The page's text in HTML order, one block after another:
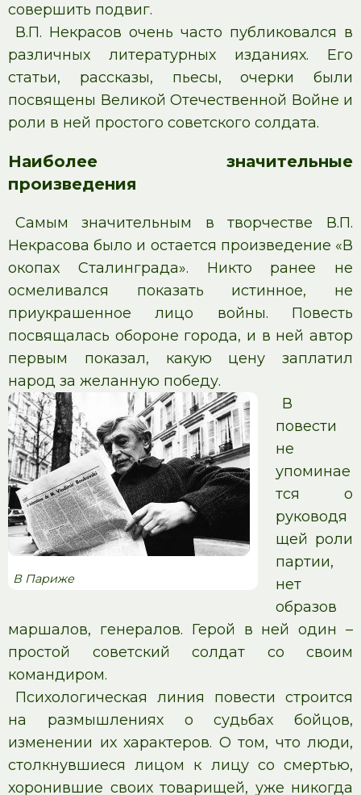
совершить подвиг.
В.П. Некрасов очень часто публиковался в
различных литературных изданиях. Его
статьи, рассказы, пьесы, очерки были
посвящены Великой Отечественной Войне и
роли в ней простого советского солдата.
Наиболее значительные
произведения
Самым значительным в творчестве В.П.
Некрасова было и остается произведение «В
окопах Сталинграда». Никто ранее не
осмеливался показать истинное, не
приукрашенное лицо войны. Повесть
посвящалась обороне города, и в ней автор
первым показал, какую цену заплатил
народ за желанную победу.
В Париже
В
повести
не
упоминае
тся о
руководя
щей роли
партии,
нет
образов
маршалов, генералов. Герой в ней один –
простой советский солдат со своим
командиром.
Психологическая линия повести строится
на размышлениях о судьбах бойцов,
изменении их характеров. О том, что люди,
столкнувшиеся лицом к лицу со смертью,
хоронившие своих товарищей, уже никогда